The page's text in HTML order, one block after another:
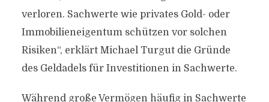
verloren. Sachwerte wie privates Gold- oder
Immobilieneigentum schützen vor solchen
Risiken“, erklärt Michael Turgut die Gründe
des Geldadels für Investitionen in Sachwerte.
Während große Vermögen häufig in Sachwerte